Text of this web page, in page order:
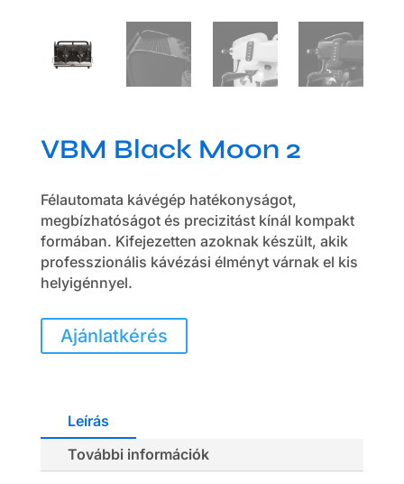
VBM Black Moon 2
Félautomata kávégép hatékonyságot,
megbízhatóságot és precizitást kínál kompakt
formában. Kifejezetten azoknak készült, akik
professzionális kávézási élményt várnak el kis
helyigénnyel.
Ajánlatkérés
Leírás
További információk